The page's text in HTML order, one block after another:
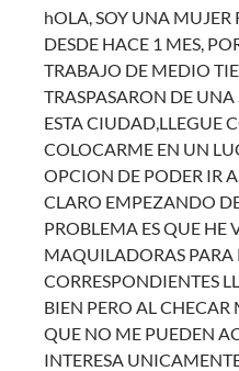
hOLA, SOY UNA MUJER
DESDE HACE 1 MES,
TRABAJO DE MEDIO
TRASPASARON DE
ESTA CIUDAD,LLEGUE
COLOCARME EN UN
OPCION DE PODER IR
CLARO EMPEZANDO
PROBLEMA ES QUE HE
MAQUILADORAS PARA
CORRESPONDIENTES
BIEN PERO AL
QUE NO ME PUEDEN
INTERESA